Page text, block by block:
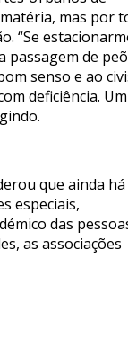
mas por
“Se
passagem de
senso e ao
deficiência. Um
que ainda há
especiais,
das
as associações